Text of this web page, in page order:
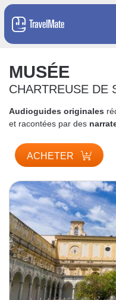
MUSÉE
CHARTREUSE DE
Audioguides originales
et racontées par des
ACHETER